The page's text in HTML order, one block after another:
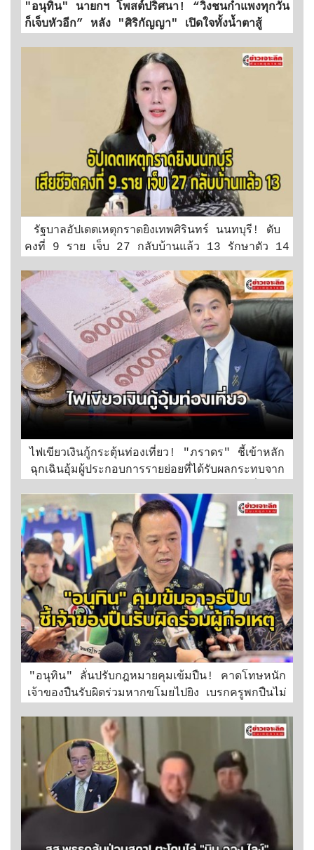
"อนุทิน" นายกฯ โพสต์ปริศนา! “วิ่งชนกำแพงทุกวัน
ก็เจ็บหัวอีก” หลัง "ศิริกัญญา" เปิดใจทั้งน้ำตาสู้
รัฐบาลอัปเดตเหตุกราดยิงเทพศิรินทร์ นนทบุรี! ดับ
คงที่ 9 ราย เจ็บ 27 กลับบ้านแล้ว 13 รักษาตัว 14
ไฟเขียวเงินกู้กระตุ้นท่องเที่ยว! "ภราดร" ชี้เข้าหลัก
ฉุกเฉินอุ้มผู้ประกอบการรายย่อยที่ได้รับผลกระทบจาก
พลัส"
"อนุทิน" ลั่นปรับกฎหมายคุมเข้มปืน! คาดโทษหนัก
เจ้าของปืนรับผิดร่วมหากขโมยไปยิง เบรกครูพกปืนไม่